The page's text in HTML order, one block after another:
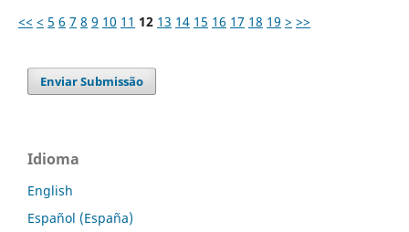
<< < 5 6 7 8 9 10 11 12 13 14 15 16 17 18 19 > >>
Enviar Submissão
Idioma
English
Español (España)